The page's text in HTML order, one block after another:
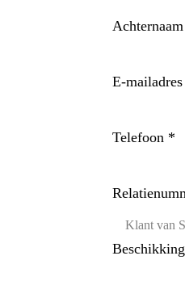
Achternaam
E-mailadres
Telefoon *